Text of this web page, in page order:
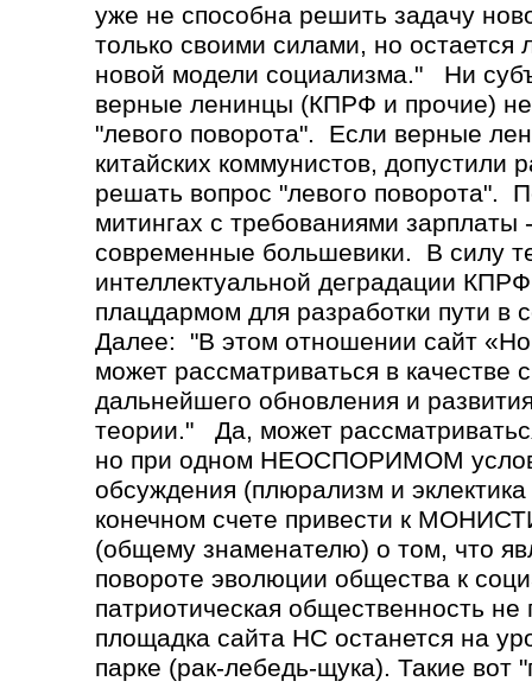
уже не способна решить задачу
только своими силами, но
новой модели социализма." Ни
верные ленинцы (КПРФ и прочие)
"левого поворота". Если верные
китайских коммунистов, допустили
решать вопрос "левого поворота".
митингах с требованиями зарплаты
современные большевики. В силу
интеллектуальной деградации
плацдармом для разработки пути в
Далее: "В этом отношении сайт
может рассматриваться в качестве
дальнейшего обновления и
теории." Да, может
но при одном НЕОСПОРИМОМ
обсуждения (плюрализм и
конечном счете привести к
(общему знаменателю) о том, что
повороте эволюции общества к
патриотическая общественность не
площадка сайта НС останется на
парке (рак-лебедь-щука). Такие вот